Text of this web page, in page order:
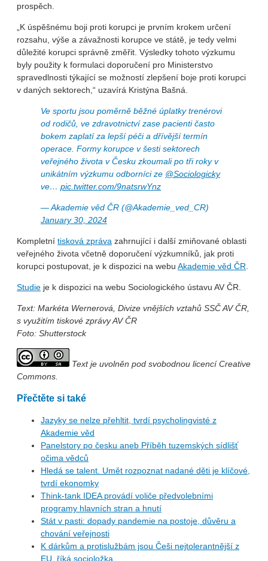
prospěch.
„K úspěšnému boji proti korupci je prvním krokem určení
rozsahu, výše a závažnosti korupce ve státě, je tedy velmi
důležité korupci správně změřit. Výsledky tohoto výzkumu
byly použity k formulaci doporučení pro Ministerstvo
spravedlnosti týkající se možností zlepšení boje proti korupci
v daných sektorech,“ uzavírá Kristýna Bašná.
Ve sportu jsou poměrně běžné úplatky trenérovi
od rodičů, ve zdravotnictví zase pacienti často
bokem zaplatí za lepší péči a dřívější termín
operace. Formy korupce v šesti sektorech
veřejného života v Česku zkoumali po tři roky v
unikátním výzkumu odborníci ze @Sociologicky
ve… pic.twitter.com/9natsrwYnz
— Akademie věd ČR (@Akademie_ved_CR)
January 30, 2024
Kompletní tisková zpráva zahrnující i další zmiňované oblasti
veřejného života včetně doporučení výzkumníků, jak proti
korupci postupovat, je k dispozici na webu Akademie věd ČR
Studie je k dispozici na webu Sociologického ústavu AV ČR.
Text: Markéta Wernerová, Divize vnějších vztahů SSČ AV ČR,
s využitím tiskové zprávy AV ČR
Foto: Shutterstock
Text je uvolněn pod svobodnou licencí Creative
Commons.
Přečtěte si také
Jazyky se nelze přehltit, tvrdí psycholingvisté z
Akademie věd
Panelstory po česku aneb Příběh tuzemských sídlišť
očima vědců
Hledá se talent. Umět rozpoznat nadané děti je klíčové,
tvrdí ekonomky
Think-tank IDEA provádí voliče předvolebními
programy hlavních stran a hnutí
Stát v pasti: dopady pandemie na postoje, důvěru a
chování veřejnosti
K dárkům a protislužbám jsou Češi nejtolerantnější z
EU, říká socioložka